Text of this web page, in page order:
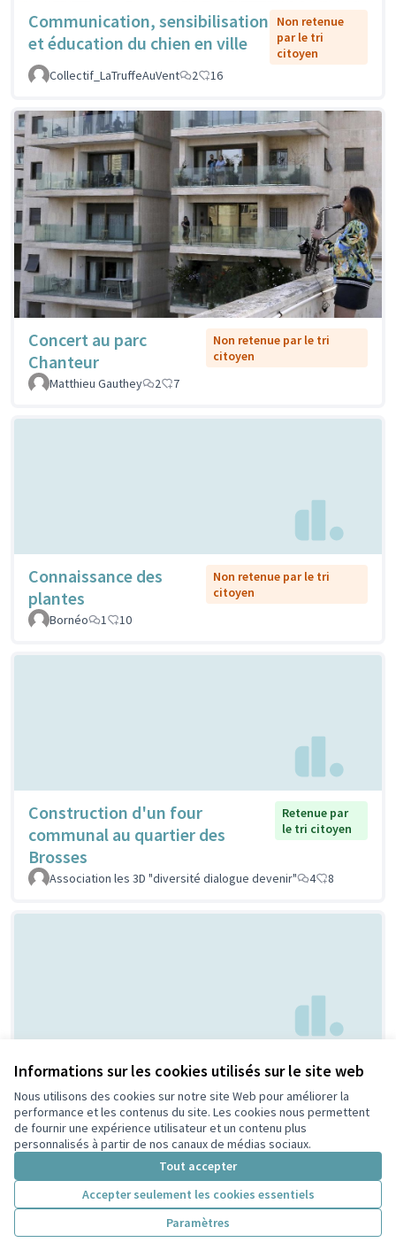
Informations sur les cookies utilisés sur le site web
Nous utilisons des cookies sur notre site Web pour améliorer la
performance et les contenus du site. Les cookies nous permettent
de fournir une expérience utilisateur et un contenu plus
personnalisés à partir de nos canaux de médias sociaux.
Tout accepter
Accepter seulement les cookies essentiels
Paramètres
Communication, sensibilisation
et éducation du chien en ville
Non retenue
par le tri
citoyen
Collectif_LaTruffeAuVent
2 16
Concert au parc
Chanteur
Non retenue par le tri
citoyen
Matthieu Gauthey
2 7
Connaissance des
plantes
Non retenue par le tri
citoyen
Bornéo
1 10
Construction d'un four
communal au quartier des
Brosses
Retenue par
le tri citoyen
Association les 3D "diversité dialogue devenir" 4 8
Creation d'espaces
jeunesse
Non retenue par le tri
Bouaziz
1 4